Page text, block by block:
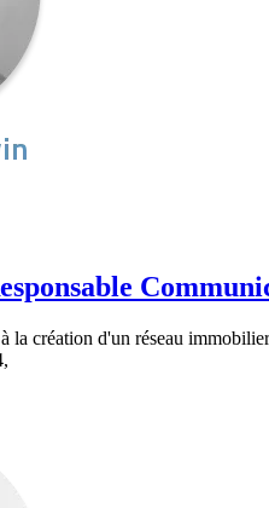
la création d'un réseau